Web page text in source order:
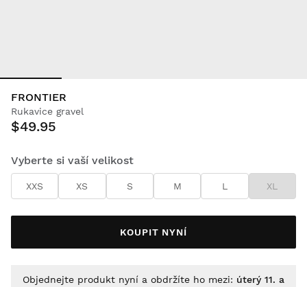
FRONTIER
Rukavice gravel
$49.95
Vyberte si vaší velikost
XXS XS S M L XL
KOUPIT NYNÍ
Objednejte produkt nyní a obdržíte ho mezi: úterý 11. a